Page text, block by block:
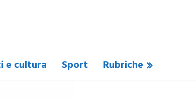
e cultura Sport Rubriche